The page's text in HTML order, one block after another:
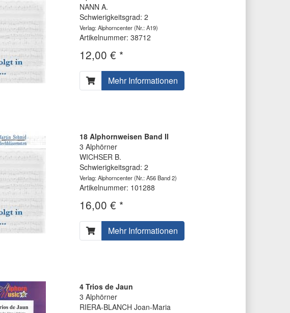
NANN A.
Schwierigkeitsgrad: 2
Verlag: Alphorncenter(Nr.: A19)
Artikelnummer: 38712
12,00 € *
Mehr Informationen
18 Alphornweisen Band II
3 Alphörner
WICHSER B.
Schwierigkeitsgrad: 2
Verlag: Alphorncenter(Nr.: A56 Band 2)
Artikelnummer: 101288
16,00 € *
Mehr Informationen
4 Trios de Jaun
3 Alphörner
RIERA-BLANCH Joan-Maria